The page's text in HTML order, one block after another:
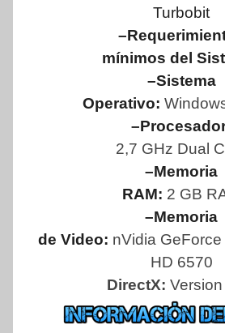
Turbobit
mínimos del
–Sistema
Operativo:
2,7 GHz Dual
–Memoria
RAM: 2 GB
–Memoria
de Video: nVidia
HD 6570
DirectX: